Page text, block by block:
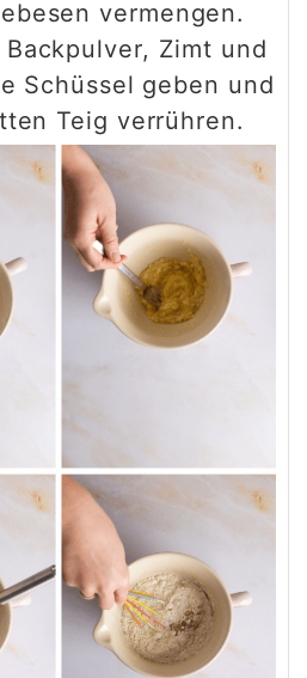
vermengen.
Zimt und
Schüssel geben und
Teig verrühren.